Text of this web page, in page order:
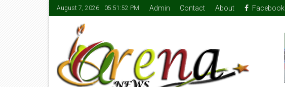
August 7, 2026 05:51:52 PM Admin Contact About Facebook